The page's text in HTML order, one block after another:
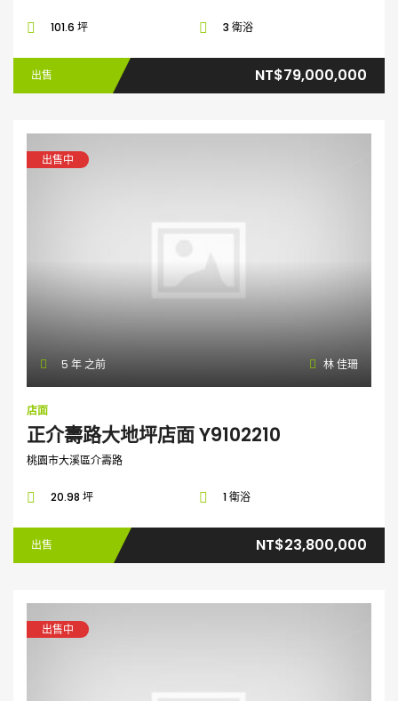
101.6 坪 3 衛浴
出售 NT$79,000,000
出售中
5 年 之前 林 佳珊
店面
正介壽路大地坪店面 Y9102210
桃園市大溪區介壽路
20.98 坪 1 衛浴
出售 NT$23,800,000
出售中